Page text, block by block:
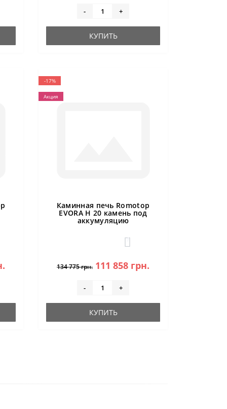
- +
КУПИТЬ
-17%
Акция
Каминная печь Romotop
EVORA H 20 камень под
аккумуляцию
1
134 775 грн. 111 858 грн.
- +
КУПИТЬ